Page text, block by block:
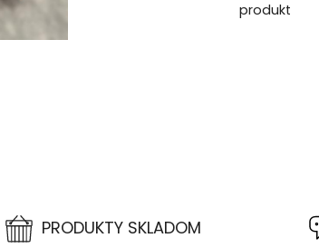
produkt
PRODUKTY SKLADOM